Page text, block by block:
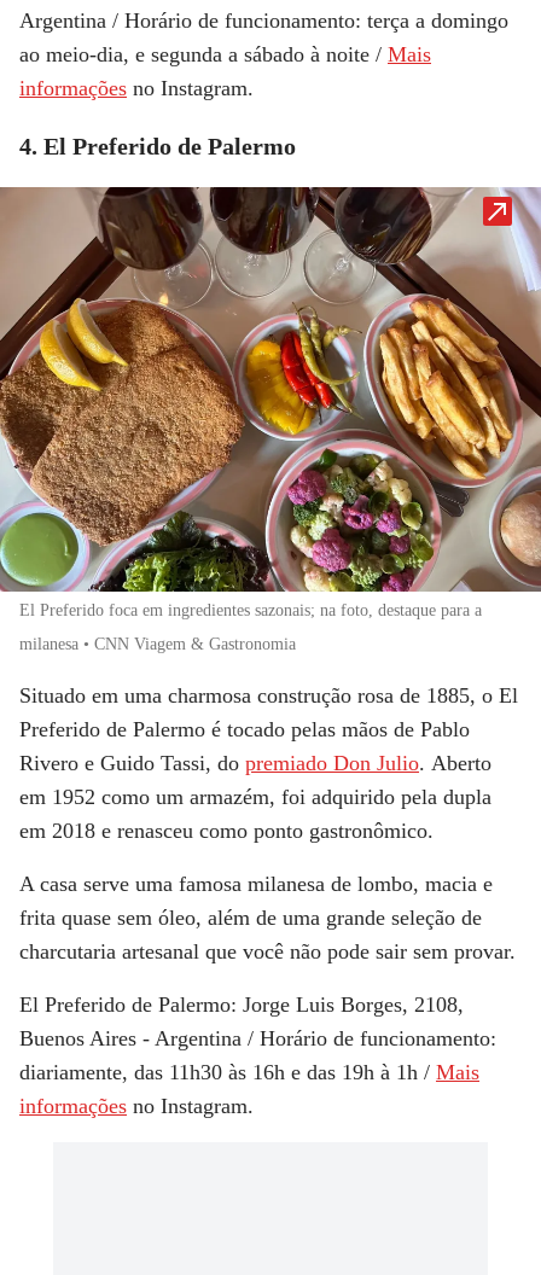
Argentina / Horário de funcionamento: terça a domingo
ao meio-dia, e segunda a sábado à noite / Mais
informações no Instagram.
4. El Preferido de Palermo
El Preferido foca em ingredientes sazonais; na foto, destaque para a
milanesa • CNN Viagem & Gastronomia
Situado em uma charmosa construção rosa de 1885, o El
Preferido de Palermo é tocado pelas mãos de Pablo
Rivero e Guido Tassi, do premiado Don Julio. Aberto
em 1952 como um armazém, foi adquirido pela dupla
em 2018 e renasceu como ponto gastronômico.
A casa serve uma famosa milanesa de lombo, macia e
frita quase sem óleo, além de uma grande seleção de
charcutaria artesanal que você não pode sair sem provar.
El Preferido de Palermo: Jorge Luis Borges, 2108,
Buenos Aires - Argentina / Horário de funcionamento:
diariamente, das 11h30 às 16h e das 19h à 1h / Mais
informações no Instagram.